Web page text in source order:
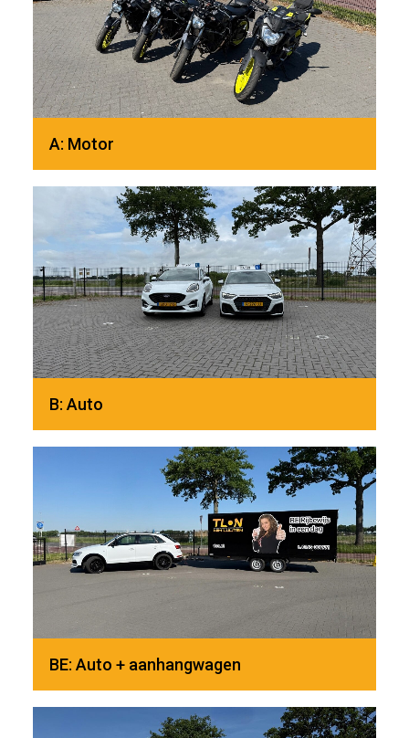
A: Motor
B: Auto
BE: Auto + aanhangwagen